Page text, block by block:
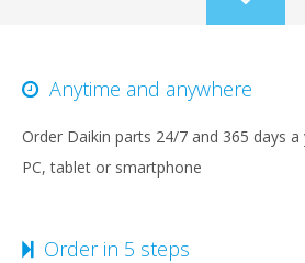
Scroll
to
Anytime and anywhere
Order Daikin parts 24/7 and 365 days
PC, tablet or smartphone
Order in 5 steps